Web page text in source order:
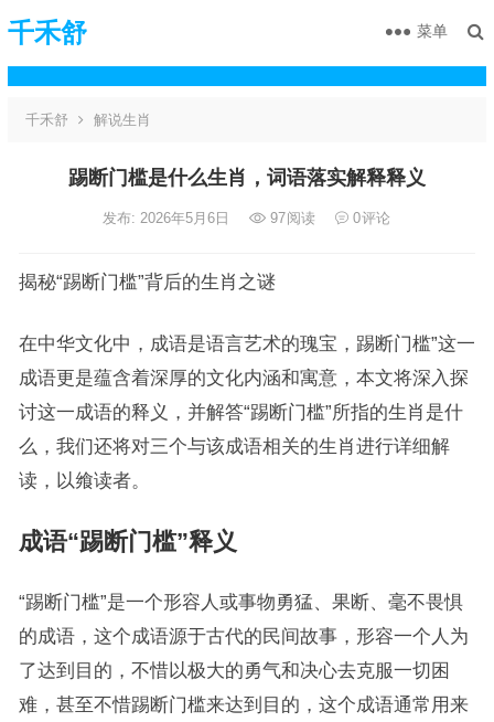
千禾舒 菜单
千禾舒 解说生肖
踢断门槛是什么生肖，词语落实解释释义
发布: 2026年5月6日 97阅读 0评论
揭秘“踢断门槛”背后的生肖之谜
在中华文化中，成语是语言艺术的瑰宝，踢断门槛”这一
成语更是蕴含着深厚的文化内涵和寓意，本文将深入探
讨这一成语的释义，并解答“踢断门槛”所指的生肖是什
么，我们还将对三个与该成语相关的生肖进行详细解
读，以飨读者。
成语“踢断门槛”释义
“踢断门槛”是一个形容人或事物勇猛、果断、毫不畏惧
的成语，这个成语源于古代的民间故事，形容一个人为
了达到目的，不惜以极大的勇气和决心去克服一切困
难，甚至不惜踢断门槛来达到目的，这个成语通常用来